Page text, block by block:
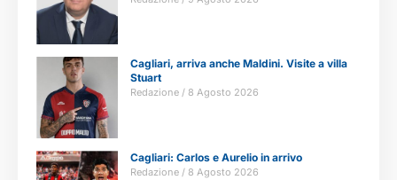
Cagliari, arriva anche Maldini. Visite a villa
Stuart
Redazione 8 Agosto 2026
Cagliari: Carlos e Aurelio in arrivo
Redazione 8 Agosto 2026